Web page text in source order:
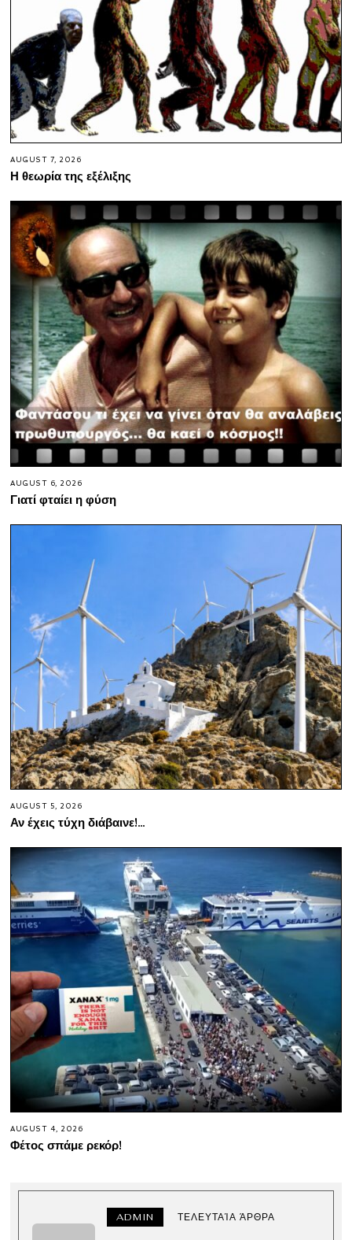
AUGUST 7, 2026
Η θεωρία της εξέλιξης
AUGUST 6, 2026
Γιατί φταίει η φύση
AUGUST 5, 2026
Αν έχεις τύχη διάβαινε!…
AUGUST 4, 2026
Φέτος σπάμε ρεκόρ!
ADMIN ΤΕΛΕΥΤΑΊΑ ΆΡΘΡΑ